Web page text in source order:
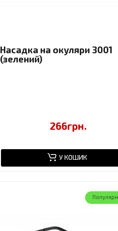
Насадка на окуляри 3001
(зелений)
266грн.
У КОШИК